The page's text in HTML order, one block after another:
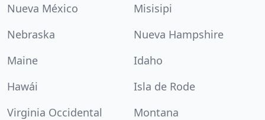
Nueva México
Misisipi
Nebraska
Nueva Hampshire
Maine
Idaho
Hawái
Isla de Rode
Virginia Occidental
Montana